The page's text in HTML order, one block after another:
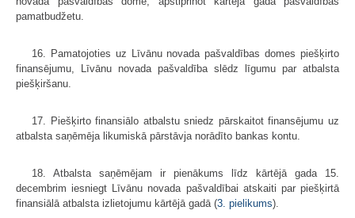
pamatbudžetu.
16. Pamatojoties uz Līvānu novada pašvaldības domes piešķirto
finansējumu, Līvānu novada pašvaldība slēdz līgumu par atbalsta
piešķiršanu.
17. Piešķirto finansiālo atbalstu sniedz pārskaitot finansējumu uz
atbalsta saņēmēja likumiskā pārstāvja norādīto bankas kontu.
18. Atbalsta saņēmējam ir pienākums līdz kārtējā gada 15.
decembrim iesniegt Līvānu novada pašvaldībai atskaiti par piešķirtā
finansiālā atbalsta izlietojumu kārtējā gadā (3. pielikums).